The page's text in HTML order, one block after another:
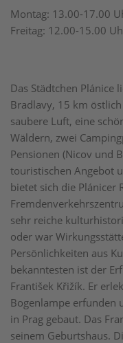
Das Städtchen Plánice
Bradlavy, 15 km
saubere Luft, eine
Wäldern, zwei
Pensionen (Nicov und
touristischen Angebot
bietet sich die Plánicer
sehr reiche
oder war
Persönlichkeiten aus
bekanntesten ist der
František Křižík. Er
Bogenlampe erfunden
in Prag gebaut. Das
seinem Geburtshaus.
Montag: 13.00-17.00
Freitag: 12.00-15.00